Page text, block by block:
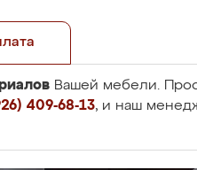
Вашей мебели.
409-68-13, и наш